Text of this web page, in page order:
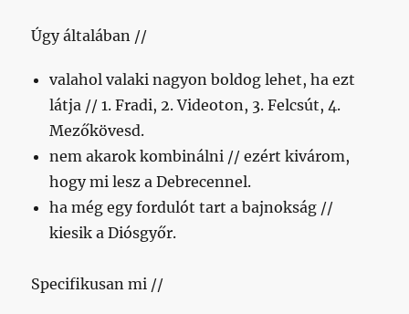
Úgy általában //
valahol valaki nagyon boldog lehet, ha ezt
látja // 1. Fradi, 2. Videoton, 3. Felcsút, 4.
Mezőkövesd.
nem akarok kombinálni // ezért kivárom,
hogy mi lesz a Debrecennel.
ha még egy fordulót tart a bajnokság //
kiesik a Diósgyőr.
Specifikusan mi //